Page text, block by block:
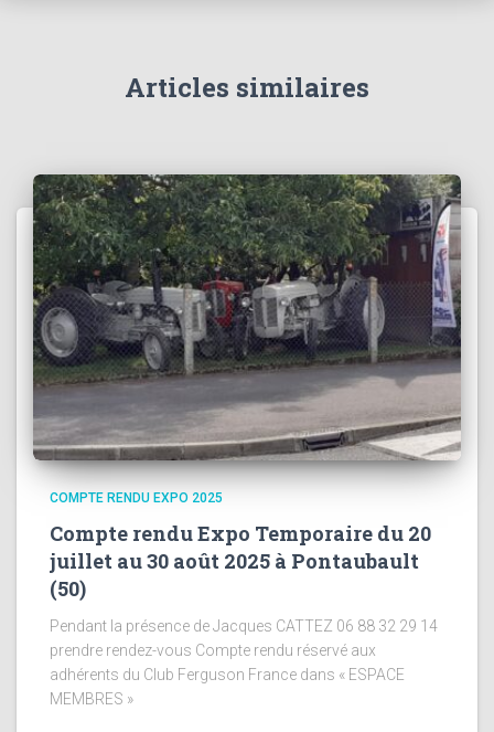
Articles similaires
COMPTE RENDU EXPO 2025
Compte rendu Expo Temporaire du 20
juillet au 30 août 2025 à Pontaubault
(50)
Pendant la présence de Jacques CATTEZ 06 88 32 29 14
prendre rendez-vous Compte rendu réservé aux
adhérents du Club Ferguson France dans « ESPACE
MEMBRES »